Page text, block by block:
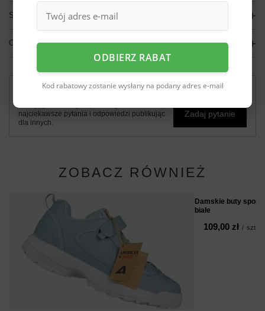
SZCZEGÓŁOWE DANE
OPINIE (0)
Potrzebujesz pomocy? Masz pytania?
najciekawsze pytania i odpowiedzi publikując
dla innych.
Zadaj pytanie
ZOBACZ RÓWNIEŻ
Damskie buty
białe
109,00 zł / szt.
ODBIERZ RABAT
Kod rabatowy zostanie wysłany na podany adres e-mail